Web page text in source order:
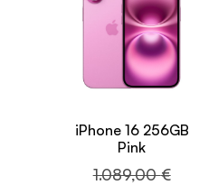
iPhone 16 256GB
Pink
1.089,00€